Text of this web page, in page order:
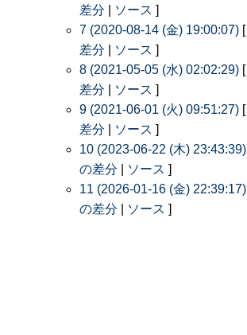
差分
ソース ]
7 (2020-08-14 (金) 19:00:07) [
差分
ソース ]
8 (2021-05-05 (水) 02:02:29) [
差分
ソース ]
9 (2021-06-01 (火) 09:51:27) [
差分
ソース ]
10 (2023-06-22 (木) 23:43:39)
の差分
ソース ]
11 (2026-01-16 (金) 22:39:17)
の差分
ソース ]